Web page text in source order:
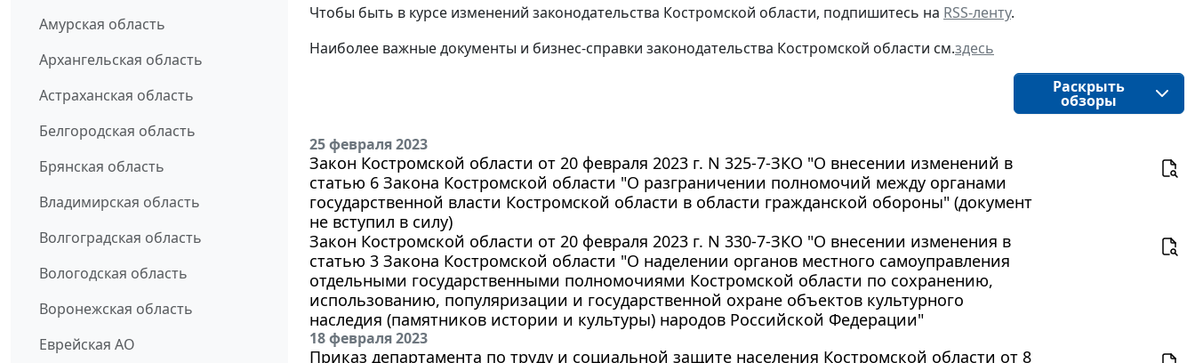
Амурская область
Архангельская область
Астраханская область
Белгородская область
Брянская область
Владимирская область
Волгоградская область
Вологодская область
Воронежская область
Еврейская АО
Чтобы быть в курсе изменений законодательства Костромской области, подпишитесь на RSS-ленту.
Наиболее важные документы и бизнес-справки законодательства Костромской области см.здесь
Раскрыть
обзоры
25 февраля 2023
Закон Костромской области от 20 февраля 2023 г. N 325-7-ЗКО "О внесении изменений в
статью 6 Закона Костромской области "О разграничении полномочий между органами
государственной власти Костромской области в области гражданской обороны" (документ
не вступил в силу)
Закон Костромской области от 20 февраля 2023 г. N 330-7-ЗКО "О внесении изменения в
статью 3 Закона Костромской области "О наделении органов местного самоуправления
отдельными государственными полномочиями Костромской области по сохранению,
использованию, популяризации и государственной охране объектов культурного
наследия (памятников истории и культуры) народов Российской Федерации"
18 февраля 2023
Приказ департамента по труду и социальной защите населения Костромской области от 8